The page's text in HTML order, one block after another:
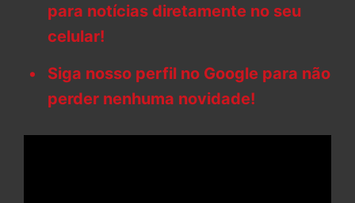
para notícias diretamente no seu
celular!
Siga nosso perfil no Google para não
perder nenhuma novidade!